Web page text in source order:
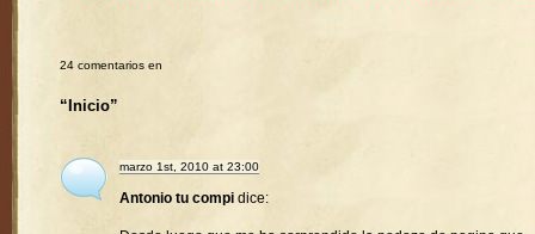
24 comentarios en
“Inicio”
marzo 1st, 2010 at 23:00
Antonio tu compi dice: